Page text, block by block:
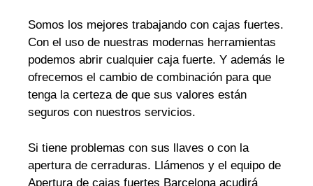
Somos los mejores trabajando con cajas fuertes.
Con el uso de nuestras modernas herramientas
podemos abrir cualquier caja fuerte. Y además le
ofrecemos el cambio de combinación para que
tenga la certeza de que sus valores están
seguros con nuestros servicios.
Si tiene problemas con sus llaves o con la
apertura de cerraduras. Llámenos y el equipo de
Apertura de cajas fuertes Barcelona acudirá